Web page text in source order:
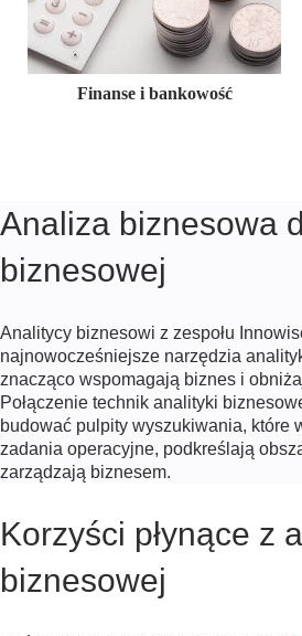
Finanse i bankowość
e-Commerce i handel detaliczny
Analiza biznesowa
biznesowej
Analitycy biznesowi z zespołu
najnowocześniejsze narzędzia
znacząco wspomagają biznes i
Połączenie technik analityki
budować pulpity wyszukiwania, które
zadania operacyjne, podkreślają
zarządzają biznesem.
Korzyści płynące z
biznesowej